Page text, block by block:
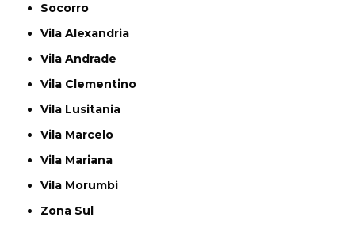
Socorro
Vila Alexandria
Vila Andrade
Vila Clementino
Vila Lusitania
Vila Marcelo
Vila Mariana
Vila Morumbi
Zona Sul